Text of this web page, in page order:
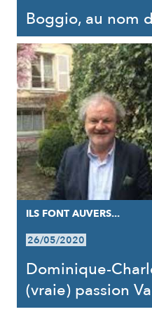
Boggio, au nom
ILS FONT AUVERS...
26/05/2020
Dominique-
(vraie) passion